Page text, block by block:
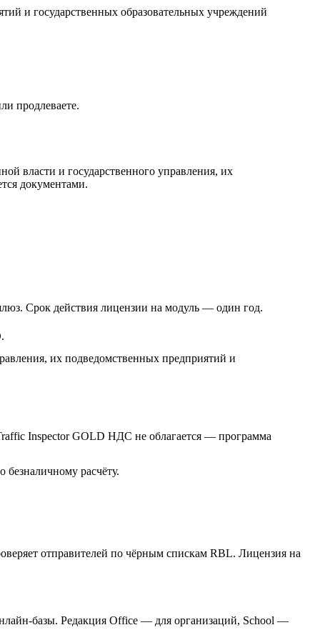
и государственных образовательных учреждений
продлеваете.
власти и государственного управления, их
документами.
Срок действия лицензии на модуль — один год.
их подведомственных предприятий и
Inspector GOLD НДС не облагается — программа
расчёту.
отправителей по чёрным спискам RBL. Лицензия на
базы. Редакция Office — для организаций, School —